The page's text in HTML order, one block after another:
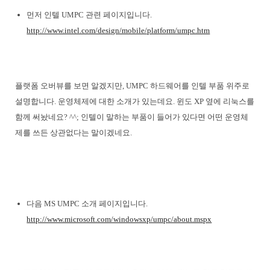
먼저 인텔 UMPC 관련 페이지입니다.
http://www.intel.com/design/mobile/platform/umpc.htm
플랫폼 오버뷰를 보면 알겠지만, UMPC 하드웨어를 인텔 부품 위주로
설명합니다. 운영체제에 대한 소개가 있는데요. 윈도 XP 옆에 리눅스를
함께 써놨네요? ^^; 인텔이 말하는 부품이 들어가 있다면 어떤 운영체
제를 쓰든 상관없다는 말이겠네요.
다음 MS UMPC 소개 페이지입니다.
http://www.microsoft.com/windowsxp/umpc/about.mspx